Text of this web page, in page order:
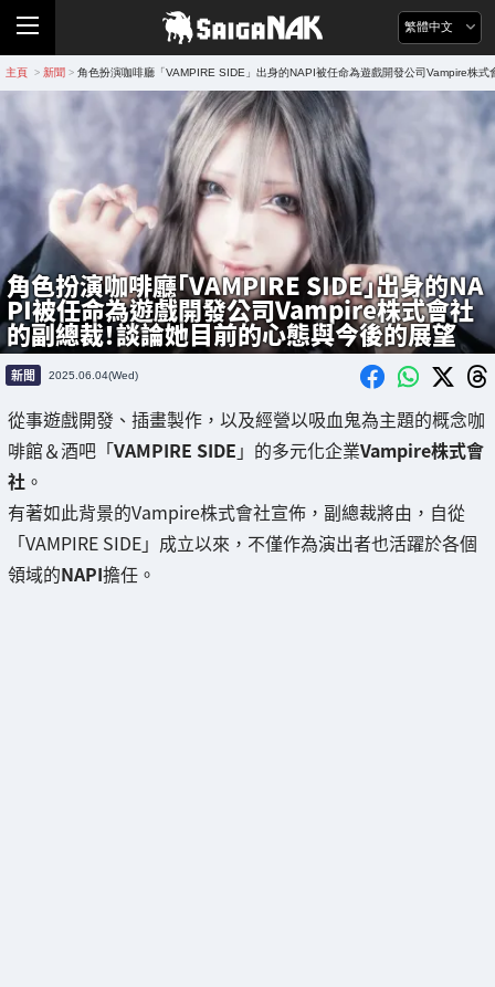
繁體中文
主頁 > 新聞 > 角色扮演咖啡廳「VAMPIRE SIDE」出身的NAPI被任命為遊戲開發公司Vampire株
角色扮演咖啡廳「VAMPIRE SIDE」出身的NA
PI被任命為遊戲開發公司Vampire株式會社
的副總裁！談論她目前的心態與今後的展望
新聞 2025.06.04(Wed)
從事遊戲開發、插畫製作，以及經營以吸血鬼為主題的概念咖
啡館＆酒吧「VAMPIRE SIDE 」的多元化企業Vampire株式會
社 。
有著如此背景的Vampire株式會社宣佈，副總裁將由，自從
「VAMPIRE SIDE」成立以來，不僅作為演出者也活躍於各個
領域的NAPI擔任。